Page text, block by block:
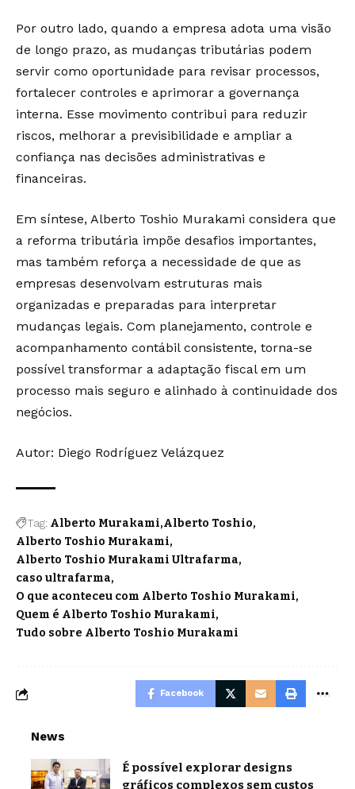
Por outro lado, quando a empresa adota uma visão
de longo prazo, as mudanças tributárias podem
servir como oportunidade para revisar processos,
fortalecer controles e aprimorar a governança
interna. Esse movimento contribui para reduzir
riscos, melhorar a previsibilidade e ampliar a
confiança nas decisões administrativas e
financeiras.
Em síntese, Alberto Toshio Murakami considera que
a reforma tributária impõe desafios importantes,
mas também reforça a necessidade de que as
empresas desenvolvam estruturas mais
organizadas e preparadas para interpretar
mudanças legais. Com planejamento, controle e
acompanhamento contábil consistente, torna-se
possível transformar a adaptação fiscal em um
processo mais seguro e alinhado à continuidade dos
negócios.
Autor: Diego Rodríguez Velázquez
Tag: Alberto Murakami Alberto Toshio
Alberto Toshio Murakami
Alberto Toshio Murakami Ultrafarma
caso ultrafarma
O que aconteceu com Alberto Toshio Murakami
Quem é Alberto Toshio Murakami
Tudo sobre Alberto Toshio Murakami
Facebook
News
É possível explorar designs
gráficos complexos sem custos